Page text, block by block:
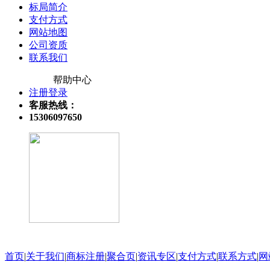
标局简介
支付方式
网站地图
公司资质
联系我们
帮助中心
注册登录
客服热线：
15306097650
首页|关于我们|商标注册|聚合页|资讯专区|支付方式|联系方式|